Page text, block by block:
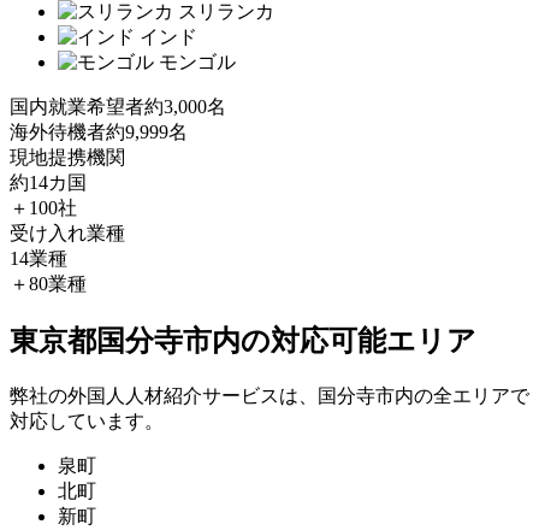
スリランカ
インド
モンゴル
国内就業希望者約3,000名
海外待機者約9,999名
現地提携機関
約14カ国
＋100社
受け入れ業種
14業種
＋80業種
東京都国分寺市内の対応可能エリア
弊社の外国人人材紹介サービスは、国分寺市内の全エリアで
対応しています。
泉町
北町
新町